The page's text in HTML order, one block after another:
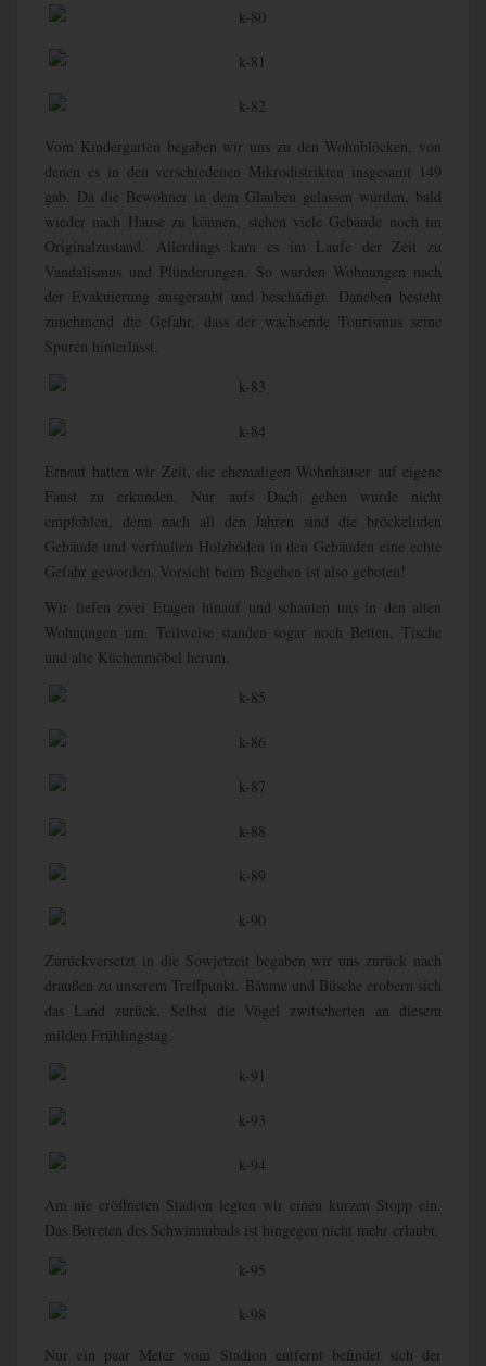
Vom Kindergarten begaben wir uns zu den Wohnblöcken, von
denen es in den verschiedenen Mikrodistrikten insgesamt 149
gab. Da die Bewohner in dem Glauben gelassen wurden, bald
wieder nach Hause zu können, stehen viele Gebäude noch im
Originalzustand. Allerdings kam es im Laufe der Zeit zu
Vandalismus und Plünderungen. So wurden Wohnungen nach
der Evakuierung ausgeraubt und beschädigt. Daneben besteht
zunehmend die Gefahr, dass der wachsende Tourismus seine
Spuren hinterlässt.
Erneut hatten wir Zeit, die ehemaligen Wohnhäuser auf eigene
Faust zu erkunden. Nur aufs Dach gehen wurde nicht
empfohlen, denn nach all den Jahren sind die bröckelnden
Gebäude und verfaulten Holzböden in den Gebäuden eine echte
Gefahr geworden. Vorsicht beim Begehen ist also geboten!
Wir liefen zwei Etagen hinauf und schauten uns in den alten
Wohnungen um. Teilweise standen sogar noch Betten, Tische
und alte Küchenmöbel herum.
Zurückversetzt in die Sowjetzeit begaben wir uns zurück nach
draußen zu unserem Treffpunkt. Bäume und Büsche erobern sich
das Land zurück. Selbst die Vögel zwitscherten an diesem
milden Frühlingstag.
Am nie eröffneten Stadion legten wir einen kurzen Stopp ein.
Das Betreten des Schwimmbads ist hingegen nicht mehr erlaubt.
Nur ein paar Meter vom Stadion entfernt befindet sich der